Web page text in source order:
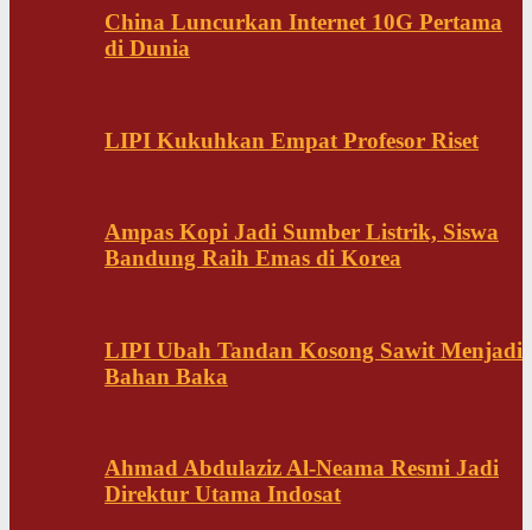
China Luncurkan Internet 10G Pertama
di Dunia
LIPI Kukuhkan Empat Profesor Riset
Ampas Kopi Jadi Sumber Listrik, Siswa
Bandung Raih Emas di Korea
LIPI Ubah Tandan Kosong Sawit Menjadi
Bahan Baka
Ahmad Abdulaziz Al-Neama Resmi Jadi
Direktur Utama Indosat